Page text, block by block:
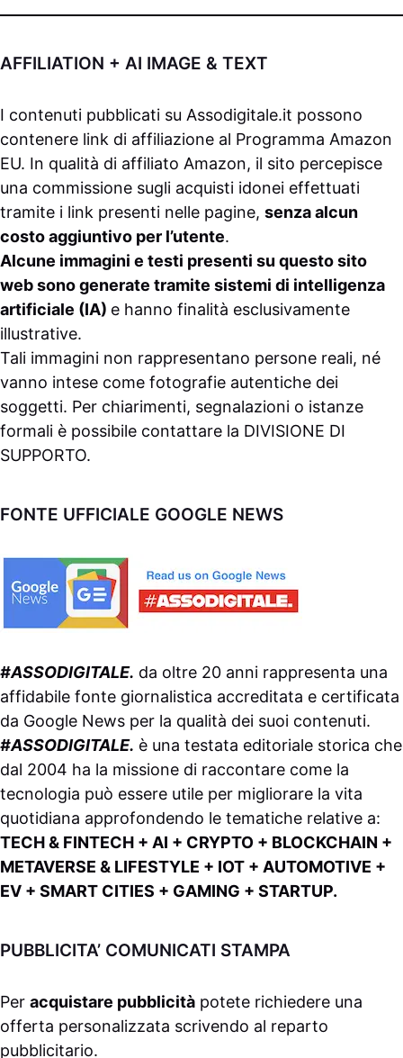
AFFILIATION + AI IMAGE & TEXT
I contenuti pubblicati su Assodigitale.it possono
contenere link di affiliazione al Programma Amazon
EU. In qualità di affiliato Amazon, il sito percepisce
una commissione sugli acquisti idonei effettuati
tramite i link presenti nelle pagine, senza alcun
costo aggiuntivo per l’utente.
Alcune immagini e testi presenti su questo sito
web sono generate tramite sistemi di intelligenza
artificiale (IA) e hanno finalità esclusivamente
illustrative.
Tali immagini non rappresentano persone reali, né
vanno intese come fotografie autentiche dei
soggetti. Per chiarimenti, segnalazioni o istanze
formali è possibile contattare la DIVISIONE DI
SUPPORTO.
FONTE UFFICIALE GOOGLE NEWS
#ASSODIGITALE. da oltre 20 anni rappresenta una
affidabile fonte giornalistica accreditata e certificata
da Google News per la qualità dei suoi contenuti.
#ASSODIGITALE. è una testata editoriale storica che
dal 2004 ha la missione di raccontare come la
tecnologia può essere utile per migliorare la vita
quotidiana approfondendo le tematiche relative a:
TECH & FINTECH + AI + CRYPTO + BLOCKCHAIN +
METAVERSE & LIFESTYLE + IOT + AUTOMOTIVE +
EV + SMART CITIES + GAMING + STARTUP.
PUBBLICITA’ COMUNICATI STAMPA
Per acquistare pubblicità potete richiedere una
offerta personalizzata scrivendo al reparto
pubblicitario.